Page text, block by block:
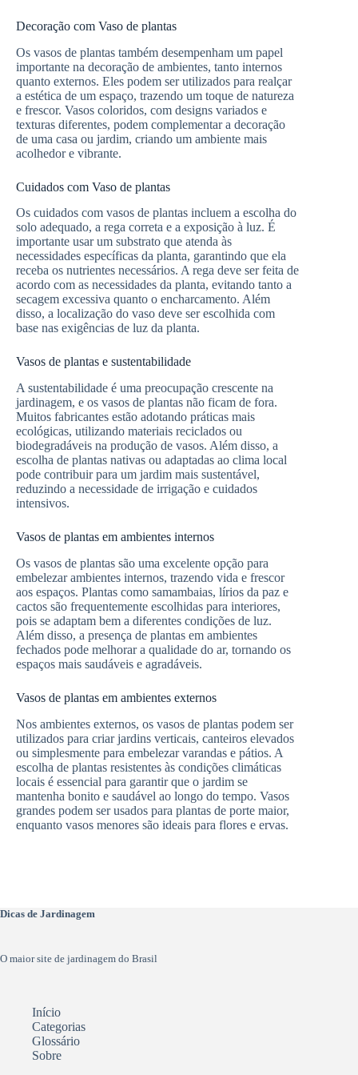
Decoração com Vaso de plantas
Os vasos de plantas também desempenham um papel
importante na decoração de ambientes, tanto internos
quanto externos. Eles podem ser utilizados para realçar
a estética de um espaço, trazendo um toque de natureza
e frescor. Vasos coloridos, com designs variados e
texturas diferentes, podem complementar a decoração
de uma casa ou jardim, criando um ambiente mais
acolhedor e vibrante.
Cuidados com Vaso de plantas
Os cuidados com vasos de plantas incluem a escolha do
solo adequado, a rega correta e a exposição à luz. É
importante usar um substrato que atenda às
necessidades específicas da planta, garantindo que ela
receba os nutrientes necessários. A rega deve ser feita de
acordo com as necessidades da planta, evitando tanto a
secagem excessiva quanto o encharcamento. Além
disso, a localização do vaso deve ser escolhida com
base nas exigências de luz da planta.
Vasos de plantas e sustentabilidade
A sustentabilidade é uma preocupação crescente na
jardinagem, e os vasos de plantas não ficam de fora.
Muitos fabricantes estão adotando práticas mais
ecológicas, utilizando materiais reciclados ou
biodegradáveis na produção de vasos. Além disso, a
escolha de plantas nativas ou adaptadas ao clima local
pode contribuir para um jardim mais sustentável,
reduzindo a necessidade de irrigação e cuidados
intensivos.
Vasos de plantas em ambientes internos
Os vasos de plantas são uma excelente opção para
embelezar ambientes internos, trazendo vida e frescor
aos espaços. Plantas como samambaias, lírios da paz e
cactos são frequentemente escolhidas para interiores,
pois se adaptam bem a diferentes condições de luz.
Além disso, a presença de plantas em ambientes
fechados pode melhorar a qualidade do ar, tornando os
espaços mais saudáveis e agradáveis.
Vasos de plantas em ambientes externos
Nos ambientes externos, os vasos de plantas podem ser
utilizados para criar jardins verticais, canteiros elevados
ou simplesmente para embelezar varandas e pátios. A
escolha de plantas resistentes às condições climáticas
locais é essencial para garantir que o jardim se
mantenha bonito e saudável ao longo do tempo. Vasos
grandes podem ser usados para plantas de porte maior,
enquanto vasos menores são ideais para flores e ervas.
Dicas de Jardinagem
O maior site de jardinagem do Brasil
Início
Categorias
Glossário
Sobre